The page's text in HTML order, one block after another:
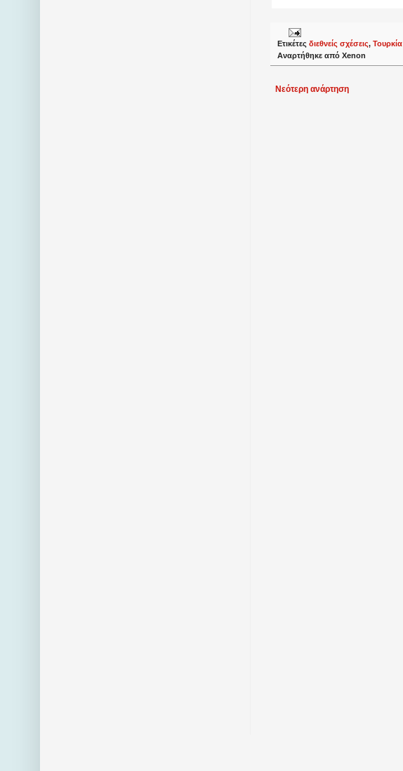
Ετικέτες διεθνείς σχέσεις, Τουρκία
Αναρτήθηκε από Xenon
Νεότερη ανάρτηση